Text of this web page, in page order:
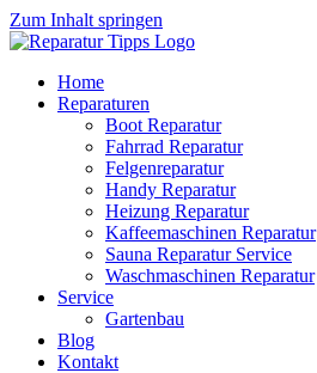
Zum Inhalt springen
Home
Reparaturen
Boot Reparatur
Fahrrad Reparatur
Felgenreparatur
Handy Reparatur
Heizung Reparatur
Kaffeemaschinen Reparatur
Sauna Reparatur Service
Waschmaschinen Reparatur
Service
Gartenbau
Blog
Kontakt